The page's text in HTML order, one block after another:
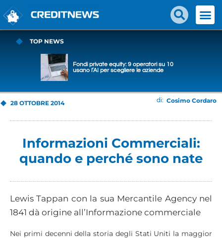
TOP NEWS
Fondi private equity: 9 operatori su 10
usano l’AI per scegliere le aziende
28 OTTOBRE 2014 di: Cosimo Cordaro
Informazioni Commerciali:
quando e perché sono nate
Lewis Tappan con la sua Mercantile Agency nel
1841 dà origine all’Informazione commerciale
Nei primi decenni della storia degli Stati Uniti la maggior